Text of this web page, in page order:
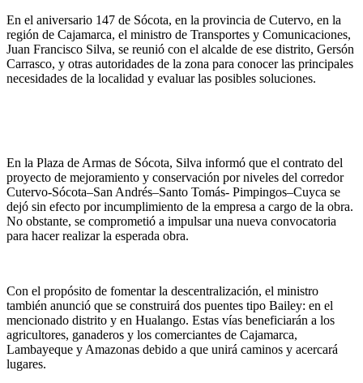
En el aniversario 147 de Sócota, en la provincia de Cutervo, en la
región de Cajamarca, el ministro de Transportes y Comunicaciones,
Juan Francisco Silva, se reunió con el alcalde de ese distrito, Gersón
Carrasco, y otras autoridades de la zona para conocer las principales
necesidades de la localidad y evaluar las posibles soluciones.
En la Plaza de Armas de Sócota, Silva informó que el contrato del
proyecto de mejoramiento y conservación por niveles del corredor
Cutervo-Sócota–San Andrés–Santo Tomás- Pimpingos–Cuyca se
dejó sin efecto por incumplimiento de la empresa a cargo de la obra.
No obstante, se comprometió a impulsar una nueva convocatoria
para hacer realizar la esperada obra.
Con el propósito de fomentar la descentralización, el ministro
también anunció que se construirá dos puentes tipo Bailey: en el
mencionado distrito y en Hualango. Estas vías beneficiarán a los
agricultores, ganaderos y los comerciantes de Cajamarca,
Lambayeque y Amazonas debido a que unirá caminos y acercará
lugares.